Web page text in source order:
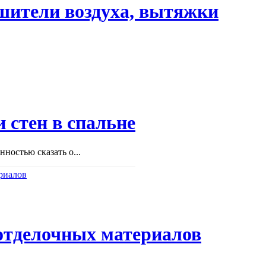
воздуха, вытяжки
в спальне
сказать о...
материалов